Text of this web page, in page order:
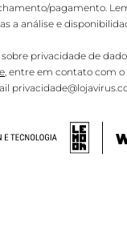
pagamento.
a análise e
privacidade de
, entre em contato com